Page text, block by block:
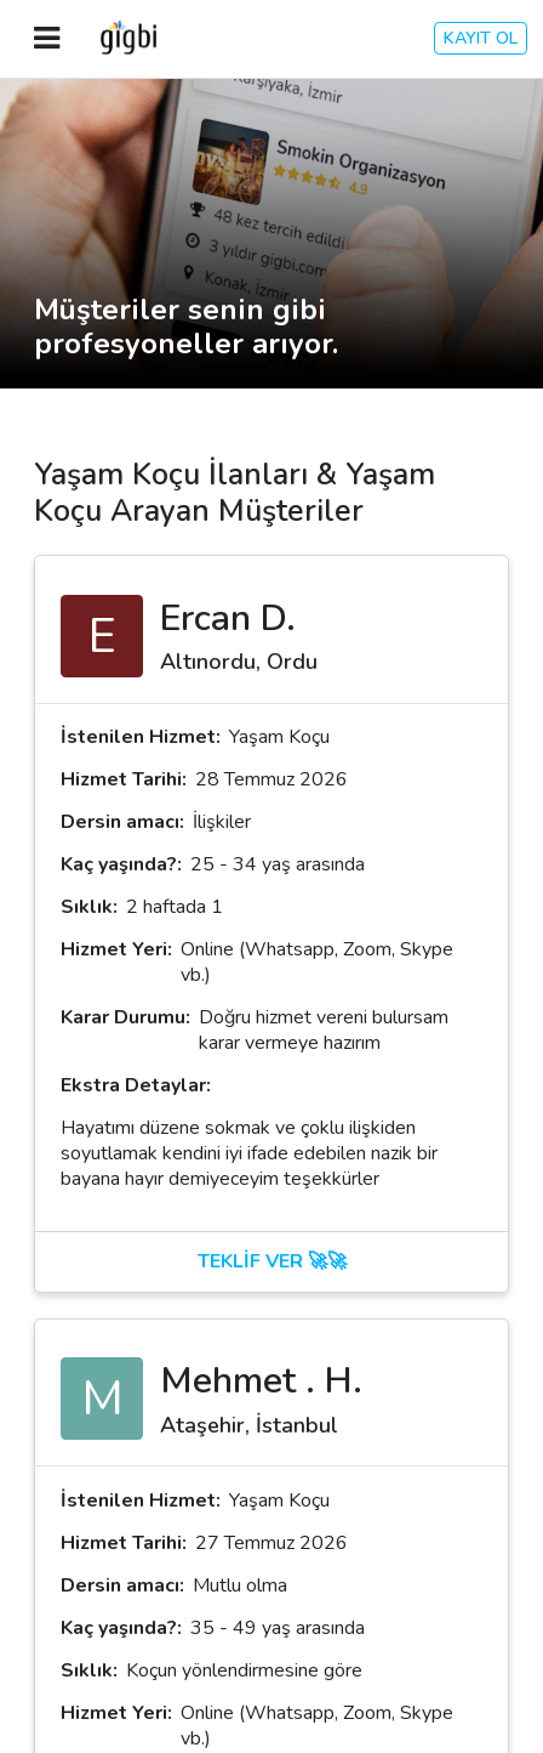
KAYIT OL
Anasayfa
Giriş Yap
Kayıt Ol
Kategoriler
🧐 Nasıl Çalışır?
Müşteri Değerlendirmeleri
İletişim
Kariyer
Blog
Müşteriler senin gibi
profesyoneller arıyor.
Yaşam Koçu İlanları & Yaşam
Koçu Arayan Müşteriler
E Ercan D.
Altınordu, Ordu
İstenilen Hizmet: Yaşam Koçu
Hizmet Tarihi: 28 Temmuz 2026
Dersin amacı: İlişkiler
Kaç yaşında?: 25 - 34 yaş arasında
Sıklık: 2 haftada 1
Hizmet Yeri: Online (Whatsapp, Zoom, Skype
vb.)
Karar Durumu: Doğru hizmet vereni bulursam
karar vermeye hazırım
Ekstra Detaylar:
Hayatımı düzene sokmak ve çoklu ilişkiden
soyutlamak kendini iyi ifade edebilen nazik bir
bayana hayır demiyeceyim teşekkürler
TEKLİF VER 🚀🚀
M Mehmet . H.
Ataşehir, İstanbul
İstenilen Hizmet: Yaşam Koçu
Hizmet Tarihi: 27 Temmuz 2026
Dersin amacı: Mutlu olma
Kaç yaşında?: 35 - 49 yaş arasında
Sıklık: Koçun yönlendirmesine göre
Hizmet Yeri: Online (Whatsapp, Zoom, Skype
vb.)